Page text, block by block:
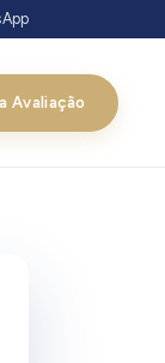
Avaliação